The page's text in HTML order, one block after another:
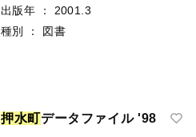
出版年
：
2001.3
種別
： 図書
押水町データファイル '98